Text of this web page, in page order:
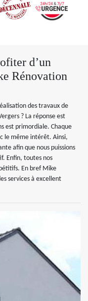
d’un
Rénovation
des travaux de
? La réponse est
est primordiale. Chaque
le même intérêt. Ainsi,
afin que nous puissions
Enfin, toutes nos
En bref Mike
services à excellent